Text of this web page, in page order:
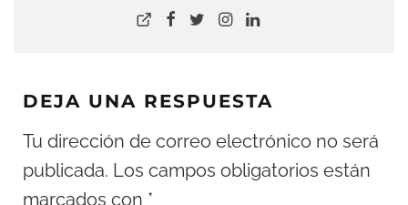
DEJA UNA RESPUESTA
Tu dirección de correo electrónico no será
publicada. Los campos obligatorios están
marcados con *